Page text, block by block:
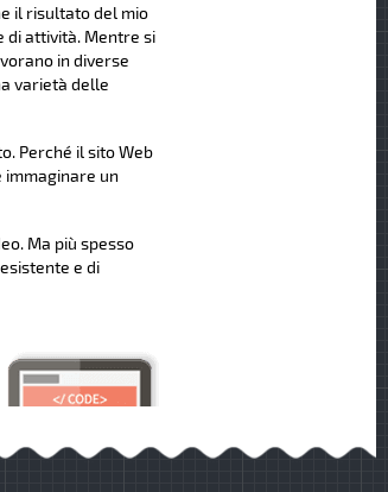
il risultato del mio
di attività. Mentre si
in diverse
varietà delle
Perché il sito Web
immaginare un
Ma più spesso
e di